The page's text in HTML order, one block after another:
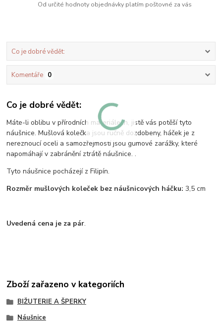
Od určité hodnoty objednávky platím poštovné za vás
Co je dobré vědět:
Komentáře 0
Co je dobré vědět:
Máte-li oblibu v přírodních materiálech, jistě vás potěší tyto
náušnice. Mušlová kolečka jsou ručně dozdobeny, háček je z
nereznoucí oceli a samozřejmostí jsou gumové zarážky, které
napomáhají v zabránění ztrátě náušnice. .
Tyto náušnice pocházejí z Filipín.
Rozměr mušlových koleček bez náušnicových háčku: 3,5 cm
Uvedená cena je za pár.
Zboží zařazeno v kategoriích
BIŽUTERIE A ŠPERKY
Náušnice